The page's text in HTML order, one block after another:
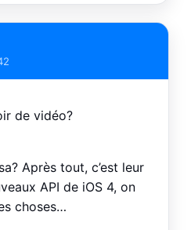
de vidéo?
Après tout, c’est leur
API de iOS 4, on
choses…